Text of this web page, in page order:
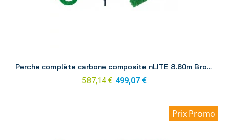
Perche complète carbone composite nLITE 8.60m Brosse CC85H
587,14 € 499,07 €
Prix Promo